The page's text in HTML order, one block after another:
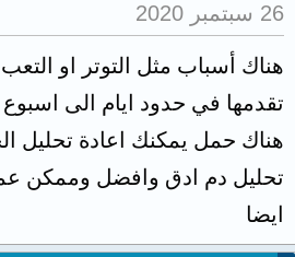
26 سبتمبر 2020
هناك أسباب مثل التوتر او
تقدمها في حدود ايام الى
هناك حمل يمكنك اعادة تحليل
تحليل دم ادق وافضل وممكن
ايضا